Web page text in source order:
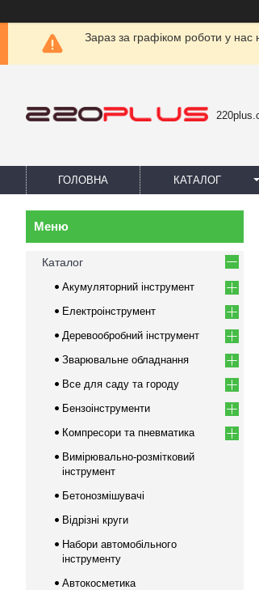
Зараз за графіком роботи у
ГОЛОВНА КАТАЛОГ
Каталог
Акумуляторний інструмент
Електроінструмент
Деревообробний інструмент
Зварювальне обладнання
Все для саду та городу
Бензоінструменти
Компресори та пневматика
Вимірювально-розмітковий
інструмент
Бетонозмішувачі
Відрізні круги
Набори автомобільного
інструменту
Автокосметика